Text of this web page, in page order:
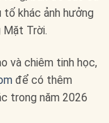
tố khác ảnh hưởng
Mặt Trời.
và chiêm tinh học,
để có thêm
trong năm 2026